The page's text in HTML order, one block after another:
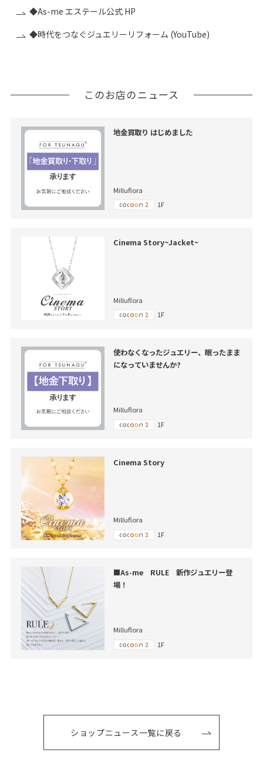
◆As-me エステール公式 HP
◆時代をつなぐジュエリーリフォーム (YouTube)
このお店のニュース
地金買取り はじめました
Milluflora
1F
Cinema Story~Jacket~
Milluflora
1F
使わなくなったジュエリー、眠ったまま
になっていませんか?
Milluflora
1F
Cinema Story
Milluflora
1F
■As-me RULE 新作ジュエリー登
場！
Milluflora
1F
ショップニュース一覧に戻る